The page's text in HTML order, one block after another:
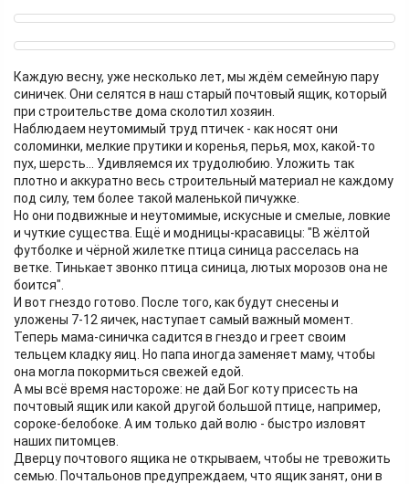
Каждую весну, уже несколько лет, мы ждём семейную пару
синичек. Они селятся в наш старый почтовый ящик, который
при строительстве дома сколотил хозяин.
Наблюдаем неутомимый труд птичек - как носят они
соломинки, мелкие прутики и коренья, перья, мох, какой-то
пух, шерсть... Удивляемся их трудолюбию. Уложить так
плотно и аккуратно весь строительный материал не каждому
под силу, тем более такой маленькой пичужке.
Но они подвижные и неутомимые, искусные и смелые, ловкие
и чуткие существа. Ещё и модницы-красавицы: "В жёлтой
футболке и чёрной жилетке птица синица расселась на
ветке. Тинькает звонко птица синица, лютых морозов она не
боится".
И вот гнездо готово. После того, как будут снесены и
уложены 7-12 яичек, наступает самый важный момент.
Теперь мама-синичка садится в гнездо и греет своим
тельцем кладку яиц. Но папа иногда заменяет маму, чтобы
она могла покормиться свежей едой.
А мы всё время настороже: не дай Бог коту присесть на
почтовый ящик или какой другой большой птице, например,
сороке-белобоке. А им только дай волю - быстро изловят
наших питомцев.
Дверцу почтового ящика не открываем, чтобы не тревожить
семью. Почтальонов предупреждаем, что ящик занят, они в